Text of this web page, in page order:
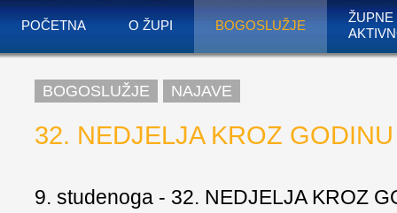
POČETNA O ŽUPI BOGOSLUŽJE
ŽUPNE
BOGOSLUŽJE NAJAVE
32. NEDJELJA KROZ GODINU
9. studenoga - 32. NEDJELJA KROZ